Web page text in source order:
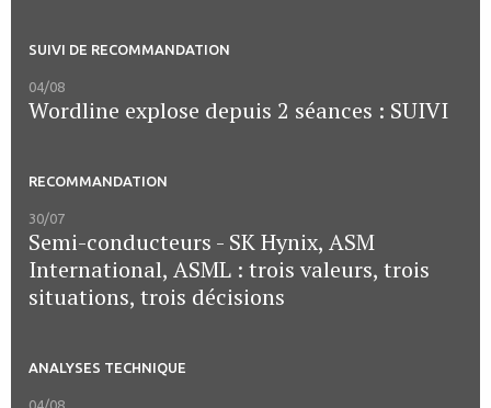
SUIVI DE RECOMMANDATION
04/08
Wordline explose depuis 2 séances : SUIVI
RECOMMANDATION
30/07
Semi-conducteurs - SK Hynix, ASM
International, ASML : trois valeurs, trois
situations, trois décisions
ANALYSES TECHNIQUE